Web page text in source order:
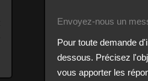
Envoyez-nous un
Pour toute demande
dessous. Précisez
vous apporter les